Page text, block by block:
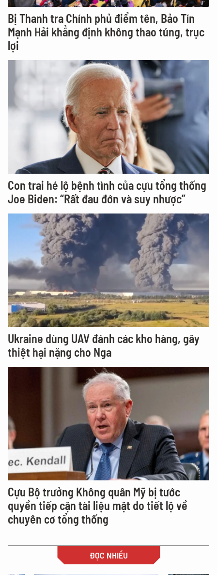
Bị Thanh tra Chính phủ điểm tên, Bảo Tín
Mạnh Hải khẳng định không thao túng, trục
lợi
Con trai hé lộ bệnh tình của cựu tổng thống
Joe Biden: “Rất đau đớn và suy nhược”
Ukraine dùng UAV đánh các kho hàng, gây
thiệt hại nặng cho Nga
Cựu Bộ trưởng Không quân Mỹ bị tước
quyền tiếp cận tài liệu mật do tiết lộ về
chuyên cơ tổng thống
ĐỌC NHIỀU